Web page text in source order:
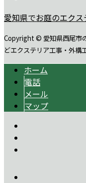
愛知県でお庭のエク
Copyright © 愛知県西尾市
どエクステリア工事・外
ホーム
電話
メール
マップ